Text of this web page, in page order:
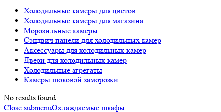
Холодильные камеры для цветов
Холодильные камеры для магазина
Морозильные камеры
Сэндвич панели для холодильных камер
Аксессуары для холодильных камер
Двери для холодильных камер
Холодильные агрегаты
Камеры шоковой заморозки
No results found.
Close submenuОхлаждаемые шкафы